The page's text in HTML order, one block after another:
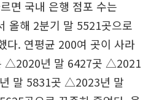
면 국내 은행 점포 수는
올해 2분기 말 5521곳으로
다. 연평균 200여 곳이 사라
△2020년 말 6427곳 △2021
말 5831곳 △2023년 말